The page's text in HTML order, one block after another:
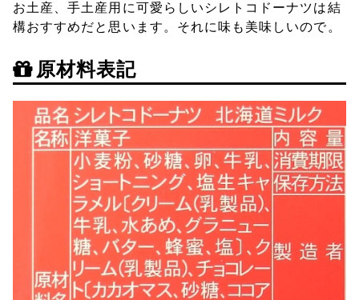
お土産、手土産用に可愛らしいシレトコドーナツは結
構おすすめだと思います。それに味も美味しいので。
原材料表記